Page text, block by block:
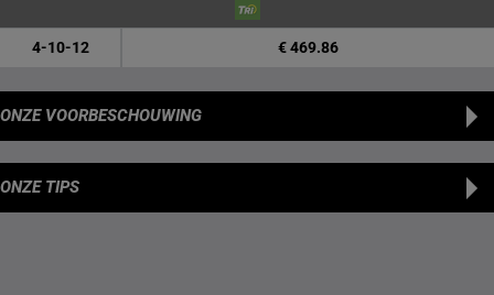
4-10-12 € 469.86
ONZE VOORBESCHOUWING
ONZE TIPS